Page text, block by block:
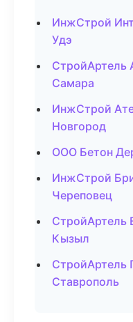
ИнжСтрой
Удэ
Самара
ИнжСтрой
Новгород
ООО Бетон
ИнжСтрой
Череповец
СтройАртель
Кызыл
СтройАртель
Ставрополь